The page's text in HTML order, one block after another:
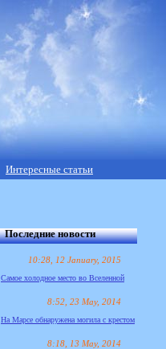
Интересные статьи
Последние новости
10:28, 12 January, 2015
Самое холодное место во Вселенной
8:52, 23 May, 2014
На Марсе обнаружена могила с крестом
8:18, 13 May, 2014